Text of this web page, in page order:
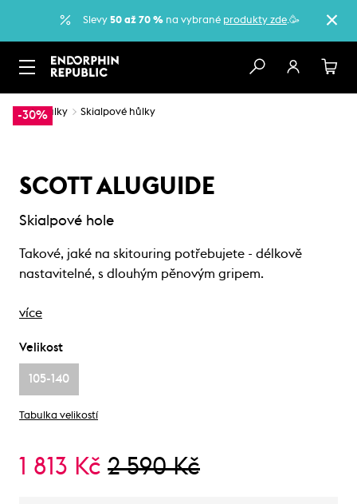
Slevy 50 až 70 % na vybrané produkty zde.🥳
-30%
… Hůlky Skialpové hůlky
SCOTT ALUGUIDE
Skialpové hole
Takové, jaké na skitouring potřebujete - délkově
nastavitelné, s dlouhým pěnovým gripem.
více
Velikost
105-140
Tabulka velikostí
1 813 Kč 2 590 Kč